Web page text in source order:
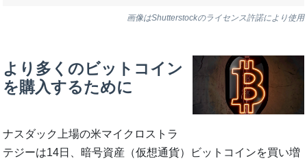
画像はShutterstockのライセンス許諾により使用
より多くのビットコイン
を購入するために
ナスダック上場の米マイクロストラ
テジーは14日、暗号資産（仮想通貨）ビットコインを買い増